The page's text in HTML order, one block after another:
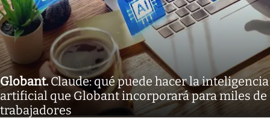
Globant.Claude: qué puede hacer la inteligencia
artificial que Globant incorporará para miles de
trabajadores